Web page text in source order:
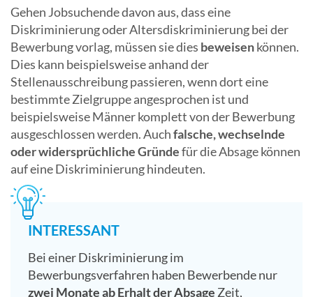
Gehen Jobsuchende davon aus, dass eine
Diskriminierung oder Altersdiskriminierung bei der
Bewerbung vorlag, müssen sie dies beweisenkönnen.
Dies kann beispielsweise anhand der
Stellenausschreibung passieren, wenn dort eine
bestimmte Zielgruppe angesprochen ist und
beispielsweise Männer komplett von der Bewerbung
ausgeschlossen werden. Auchfalsche, wechselnde
oder widersprüchliche Gründefür die Absage können
auf eine Diskriminierung hindeuten.
INTERESSANT
Bei einer Diskriminierung im
Bewerbungsverfahren haben Bewerbende nur
zwei Monate ab Erhalt der Absage Zeit,